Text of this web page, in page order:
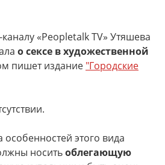
«Peopletalk TV» Утяшева
о сексе в художественной
пишет издание "Городские
особенностей этого вида
носитьоблегающую